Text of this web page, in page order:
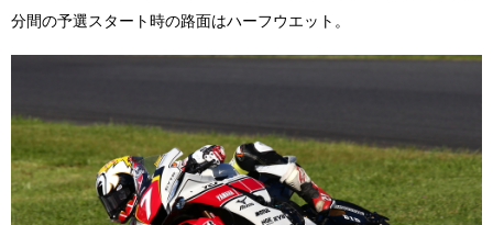
分間の予選スタート時の路面はハーフウエット。